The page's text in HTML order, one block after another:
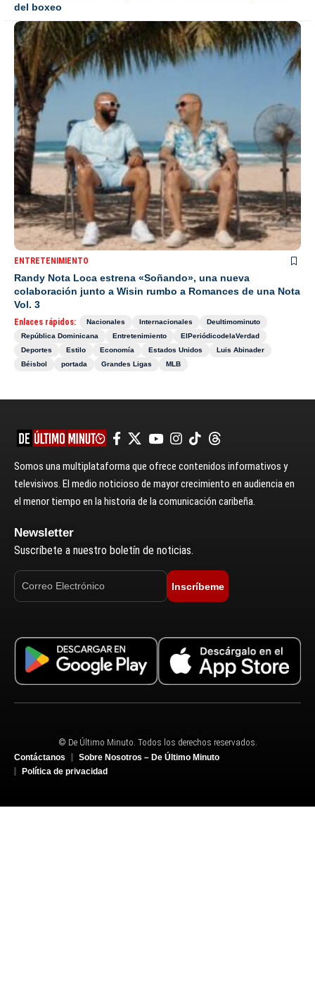
del boxeo
ENTRETENIMIENTO
Randy Nota Loca estrena «Soñando», una nueva
colaboración junto a Wisin rumbo a Romances de una Nota
Vol. 3
Enlaces rápidos: Nacionales Internacionales
Deultimominuto
República Dominicana
Entretenimiento
ElPeriódicodelaVerdad
Deportes
Estilo Economía Estados Unidos
Luis Abinader
Béisbol
portada Grandes Ligas MLB
Somos una multiplataforma que ofrece contenidos informativos y
televisivos. El medio noticioso de mayor crecimiento en audiencia en
el menor tiempo en la historia de la comunicación caribeña.
Newsletter
Suscríbete a nuestro boletín de noticias.
Inscríbeme
© De Último Minuto. Todos los derechos reservados.
Contáctanos
Sobre Nosotros – De Último Minuto
Política de privacidad